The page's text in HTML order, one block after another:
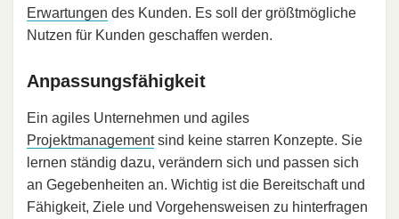
Erwartungen des Kunden. Es soll der größtmögliche
Nutzen für Kunden geschaffen werden.
Anpassungsfähigkeit
Ein agiles Unternehmen und agiles
Projektmanagementsind keine starren Konzepte. Sie
lernen ständig dazu, verändern sich und passen sich
an Gegebenheiten an. Wichtig ist die Bereitschaft und
Fähigkeit, Ziele und Vorgehensweisen zu hinterfragen